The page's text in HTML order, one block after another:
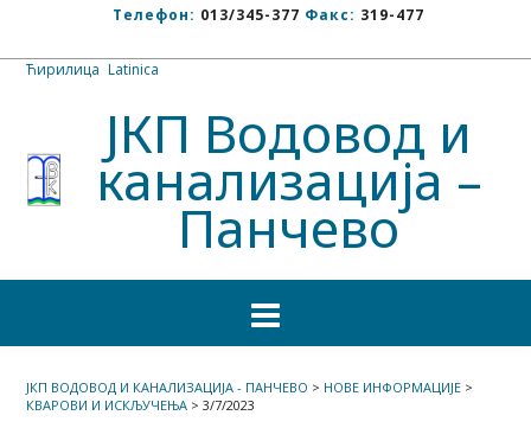
Телефон: 013/345-377 Факс: 319-477
Ћирилица Latinica
ЈКП Водовод и
канализација –
Панчево
ЈКП ВОДОВОД И КАНАЛИЗАЦИЈА - ПАНЧЕВО > НОВЕ ИНФОРМАЦИЈЕ >
КВАРОВИ И ИСКЉУЧЕЊА > 3/7/2023